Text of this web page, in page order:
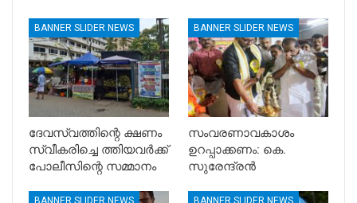
BANNER SLIDER NEWS
ദേവസ്വത്തിന്റെ ക്ഷണം
സ്വീകരിച്ചെ ത്തിയവർക്ക്
പോലീസിന്റെ സമ്മാനം
BANNER SLIDER NEWS
സംവരണാവകാശം
ഉറപ്പാക്കണം: കെ.
സുരേന്ദ്രൻ
BANNER SLIDER NEWS BANNER SLIDER NEWS